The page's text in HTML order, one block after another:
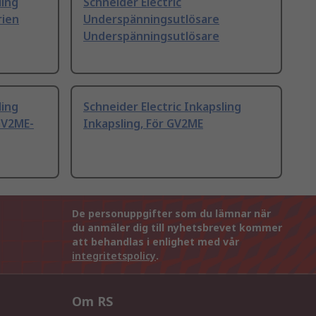
Underspänningsutlösare
Underspänningsutlösare
Schneider Electric Inkapsling
Inkapsling, För GV2ME
De personuppgifter som du lämnar när
du anmäler dig till nyhetsbrevet kommer
att behandlas i enlighet med vår
integritetspolicy.
Om RS